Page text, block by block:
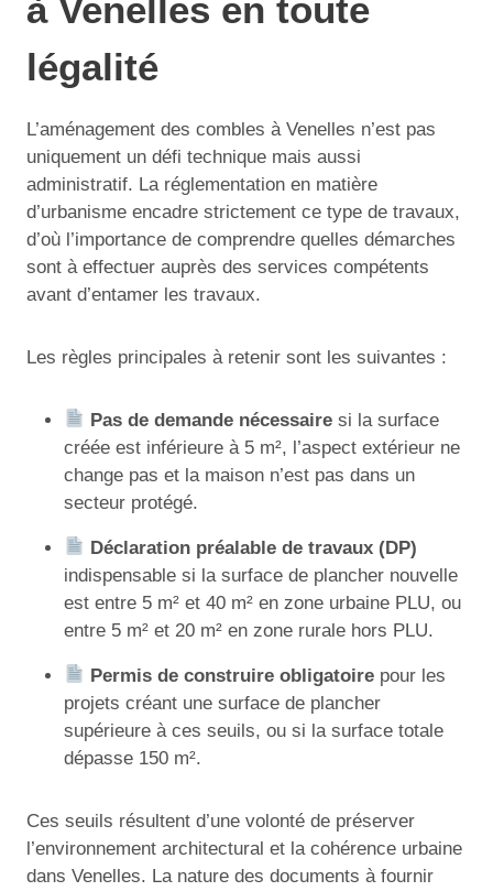
à Venelles en toute
légalité
L’aménagement des combles à Venelles n’est pas
uniquement un défi technique mais aussi
administratif. La réglementation en matière
d’urbanisme encadre strictement ce type de travaux,
d’où l’importance de comprendre quelles démarches
sont à effectuer auprès des services compétents
avant d’entamer les travaux.
Les règles principales à retenir sont les suivantes :
Pas de demande nécessaire si la surface
créée est inférieure à 5 m², l’aspect extérieur ne
change pas et la maison n’est pas dans un
secteur protégé.
Déclaration préalable de travaux (DP)
indispensable si la surface de plancher nouvelle
est entre 5 m² et 40 m² en zone urbaine PLU, ou
entre 5 m² et 20 m² en zone rurale hors PLU.
Permis de construire obligatoire pour les
projets créant une surface de plancher
supérieure à ces seuils, ou si la surface totale
dépasse 150 m².
Ces seuils résultent d’une volonté de préserver
l’environnement architectural et la cohérence urbaine
dans Venelles. La nature des documents à fournir